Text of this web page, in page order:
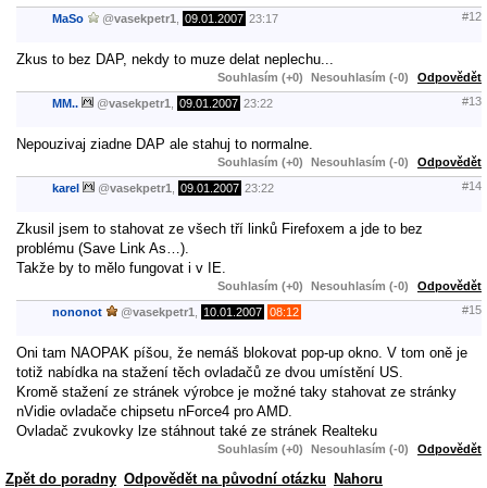
MaSo @vasekpetr1 09.01.2007 23:17 #12
Zkus to bez DAP, nekdy to muze delat neplechu...
Souhlasím (+0) Nesouhlasím (-0) Odpovědět
MM.. @vasekpetr1 09.01.2007 23:22 #13
Nepouzivaj ziadne DAP ale stahuj to normalne.
Souhlasím (+0) Nesouhlasím (-0) Odpovědět
karel @vasekpetr1 09.01.2007 23:22 #14
Zkusil jsem to stahovat ze všech tří linků Firefoxem a jde to bez
problému (Save Link As…).
Takže by to mělo fungovat i v IE.
Souhlasím (+0) Nesouhlasím (-0) Odpovědět
nononot @vasekpetr1 10.01.2007 08:12 #15
Oni tam NAOPAK píšou, že nemáš blokovat pop-up okno. V tom oně je
totiž nabídka na stažení těch ovladačů ze dvou umístění US.
Kromě stažení ze stránek výrobce je možné taky stahovat ze stránky
nVidie ovladače chipsetu nForce4 pro AMD.
Ovladač zvukovky lze stáhnout také ze stránek Realteku
Souhlasím (+0) Nesouhlasím (-0) Odpovědět
Zpět do poradny Odpovědět na původní otázku Nahoru